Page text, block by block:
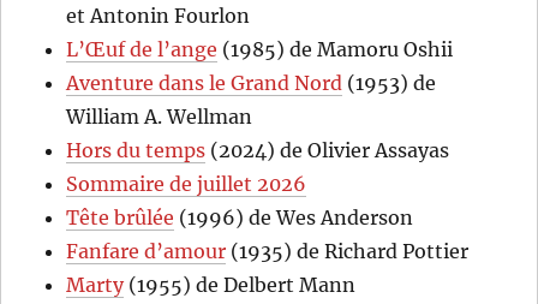
et Antonin Fourlon
L’Œuf de l’ange (1985) de Mamoru Oshii
Aventure dans le Grand Nord (1953) de
William A. Wellman
Hors du temps (2024) de Olivier Assayas
Sommaire de juillet 2026
Tête brûlée (1996) de Wes Anderson
Fanfare d’amour (1935) de Richard Pottier
Marty(1955) de Delbert Mann